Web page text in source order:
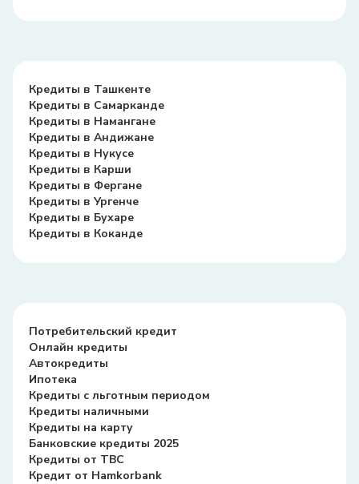
Кредиты в Ташкенте
Кредиты в Самарканде
Кредиты в Намангане
Кредиты в Андижане
Кредиты в Нукусе
Кредиты в Карши
Кредиты в Фергане
Кредиты в Ургенче
Кредиты в Бухаре
Кредиты в Коканде
Потребительский кредит
Онлайн кредиты
Автокредиты
Ипотека
Кредиты с льготным периодом
Кредиты наличными
Кредиты на карту
Банковские кредиты 2025
Кредиты от TBC
Кредит от Hamkorbank